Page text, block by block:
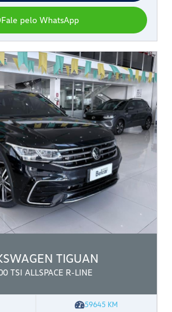
Fale pelo WhatsApp
TIGUAN
TSI ALLSPACE R-LINE
59645 KM